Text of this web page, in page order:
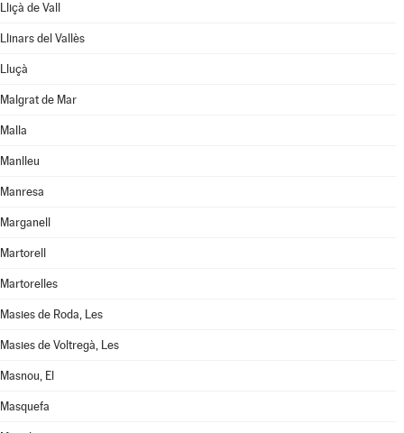
Lliçà de Vall
Llinars del Vallès
Lluçà
Malgrat de Mar
Malla
Manlleu
Manresa
Marganell
Martorell
Martorelles
Masies de Roda, Les
Masies de Voltregà, Les
Masnou, El
Masquefa